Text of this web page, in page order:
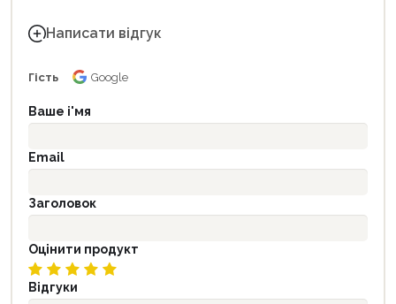
Написати відгук
Гість Google
Ваше і'мя
Email
Заголовок
Оцінити продукт
Відгуки